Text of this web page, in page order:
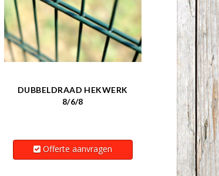
DUBBELDRAAD HEKWERK
8/6/8
Offerte aanvragen